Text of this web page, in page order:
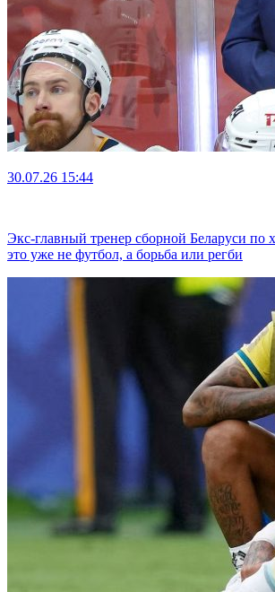
30.07.26 15:44
Экс-главный тренер сборной Беларуси
это уже не футбол, а борьба или регби